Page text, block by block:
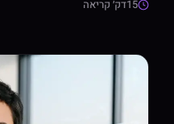
15דק׳ קריאה